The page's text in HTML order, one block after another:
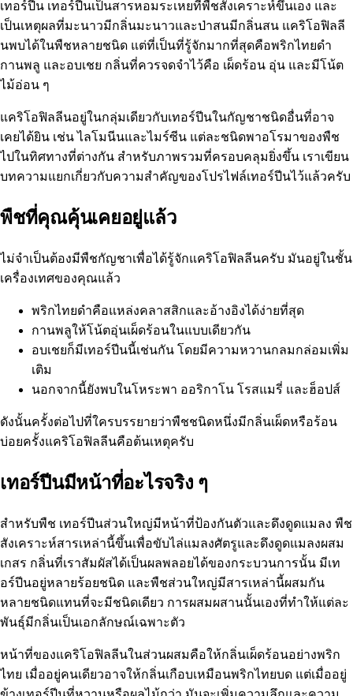
เทอร์ปีน เทอร์ปีนเป็นสารหอมระเหยที่พืชสังเคราะห์ขึ้นเอง และ
เป็นเหตุผลที่มะนาวมีกลิ่นมะนาวและป่าสนมีกลิ่นสน แคริโอฟิลลี
นพบได้ในพืชหลายชนิด แต่ที่เป็นที่รู้จักมากที่สุดคือพริกไทยดำ
กานพลู และอบเชย กลิ่นที่ควรจดจำไว้คือ เผ็ดร้อน อุ่น และมีโน้ต
ไม้อ่อน ๆ
แคริโอฟิลลีนอยู่ในกลุ่มเดียวกับเทอร์ปีนในกัญชาชนิดอื่นที่อาจ
เคยได้ยิน เช่น ไลโมนีนและไมร์ซีน แต่ละชนิดพาอโรมาของพืช
ไปในทิศทางที่ต่างกัน สำหรับภาพรวมที่ครอบคลุมยิ่งขึ้น เราเขียน
บทความแยกเกี่ยวกับความสำคัญของโปรไฟล์เทอร์ปีนไว้แล้วครับ
พืชที่คุณคุ้นเคยอยู่แล้ว
ไม่จำเป็นต้องมีพืชกัญชาเพื่อได้รู้จักแคริโอฟิลลีนครับ มันอยู่ในชั้น
เครื่องเทศของคุณแล้ว
พริกไทยดำคือแหล่งคลาสสิกและอ้างอิงได้ง่ายที่สุด
กานพลูให้โน้ตอุ่นเผ็ดร้อนในแบบเดียวกัน
อบเชยก็มีเทอร์ปีนนี้เช่นกัน โดยมีความหวานกลมกล่อมเพิ่ม
เติม
นอกจากนี้ยังพบในโหระพา ออริกาโน โรสแมรี่ และฮ็อปส์
ดังนั้นครั้งต่อไปที่ใครบรรยายว่าพืชชนิดหนึ่งมีกลิ่นเผ็ดหรือร้อน
บ่อยครั้งแคริโอฟิลลีนคือต้นเหตุครับ
เทอร์ปีนมีหน้าที่อะไรจริง ๆ
สำหรับพืช เทอร์ปีนส่วนใหญ่มีหน้าที่ป้องกันตัวและดึงดูดแมลง พืช
สังเคราะห์สารเหล่านี้ขึ้นเพื่อขับไล่แมลงศัตรูและดึงดูดแมลงผสม
เกสร กลิ่นที่เราสัมผัสได้เป็นผลพลอยได้ของกระบวนการนั้น มีเท
อร์ปีนอยู่หลายร้อยชนิด และพืชส่วนใหญ่มีสารเหล่านี้ผสมกัน
หลายชนิดแทนที่จะมีชนิดเดียว การผสมผสานนั้นเองที่ทำให้แต่ละ
พันธุ์มีกลิ่นเป็นเอกลักษณ์เฉพาะตัว
หน้าที่ของแคริโอฟิลลีนในส่วนผสมคือให้กลิ่นเผ็ดร้อนอย่างพริก
ไทย เมื่ออยู่คนเดียวอาจให้กลิ่นเกือบเหมือนพริกไทยบด แต่เมื่ออยู่